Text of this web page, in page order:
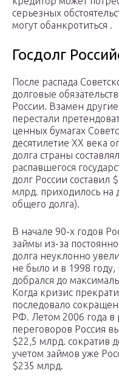
серьезных
могут обанкротиться .
Госдолг
После распада
долговые
России. Взамен
перестали
ценных бумагах
десятилетие XX века
долга страны
распавшегося
долг России составил
млрд. приходилось на
общего долга).
В начале 90-х годов
займы из-за
долга неуклонно
не было и в 1998
добрался до
Когда кризис
последовало
РФ. Летом 2006 года в
переговоров Россия
$22,5 млрд. сократив
учетом займов уже
$235 млрд.